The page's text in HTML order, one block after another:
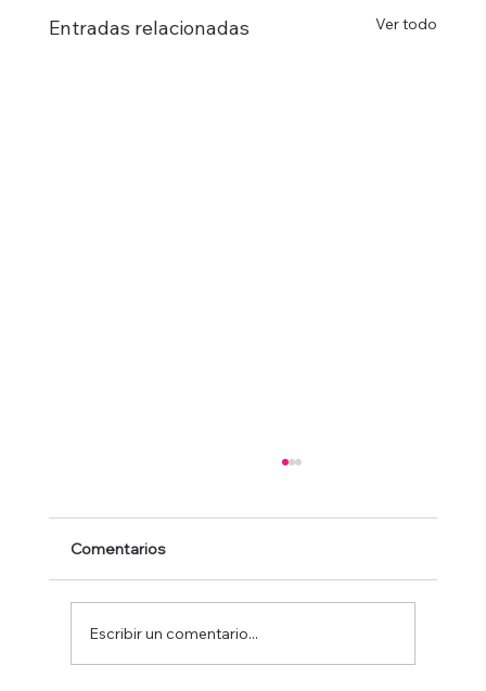
Entradas relacionadas Ver todo
Comentarios
Escribir un comentario...